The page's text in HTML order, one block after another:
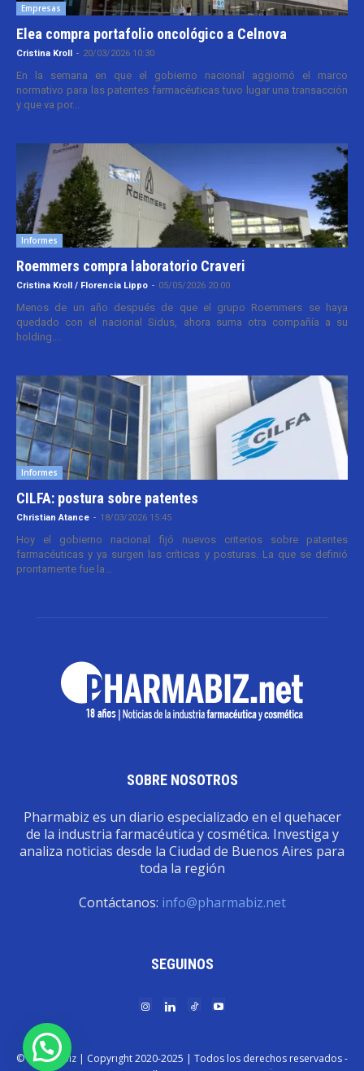
Empresas
Elea compra portafolio oncológico a Celnova
Cristina Kroll - 20/03/2026 10:30
En la semana en que el gobierno nacional aggiornó el marco
normativo para las patentes farmacéuticas tuvo lugar una transacción
y que va por...
Informes
Roemmers compra laboratorio Craveri
Cristina Kroll / Florencia Lippo - 05/05/2026 20:00
Menos de un año después de que el grupo Roemmers se haya
quedado con el nacional Sidus, ahora suma otra compañía a su
holding....
Informes
CILFA: postura sobre patentes
Christian Atance - 18/03/2026 15:45
Hoy el gobierno nacional fijó nuevos criterios sobre patentes
farmacéuticas y ya surgen las críticas y posturas. La que se definió
prontamente fue la...
SOBRE NOSOTROS
Pharmabiz es un diario especializado en el quehacer
de la industria farmacéutica y cosmética. Investiga y
analiza noticias desde la Ciudad de Buenos Aires para
toda la región
Contáctanos: info@pharmabiz.net
SEGUINOS
© Pharmabiz | Copyrıght 2020-2025 | Todos los derechos reservados -